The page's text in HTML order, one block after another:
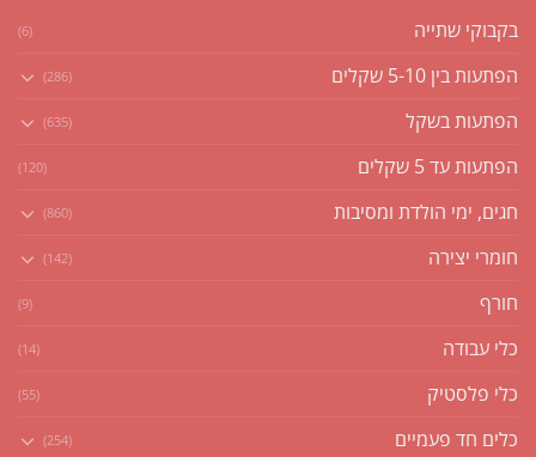
בקבוקי שתייה (6)
הפתעות בין 5-10 שקלים (286)
הפתעות בשקל (635)
הפתעות עד 5 שקלים (120)
חגים, ימי הולדת ומסיבות (860)
חומרי יצירה (142)
חורף (9)
כלי עבודה (14)
כלי פלסטיק (55)
כלים חד פעמיים (254)